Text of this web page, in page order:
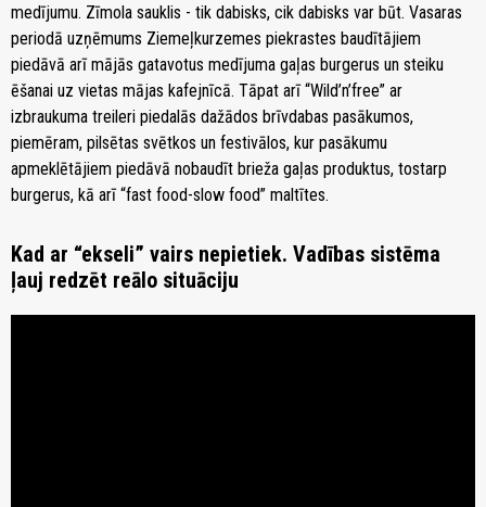
medījumu. Zīmola sauklis - tik dabisks, cik dabisks var būt. Vasaras
periodā uzņēmums Ziemeļkurzemes piekrastes baudītājiem
piedāvā arī mājās gatavotus medījuma gaļas burgerus un steiku
ēšanai uz vietas mājas kafejnīcā. Tāpat arī “Wild’n’free” ar
izbraukuma treileri piedalās dažādos brīvdabas pasākumos,
piemēram, pilsētas svētkos un festivālos, kur pasākumu
apmeklētājiem piedāvā nobaudīt brieža gaļas produktus, tostarp
burgerus, kā arī “fast food-slow food” maltītes.
Kad ar “ekseli” vairs nepietiek. Vadības sistēma
ļauj redzēt reālo situāciju